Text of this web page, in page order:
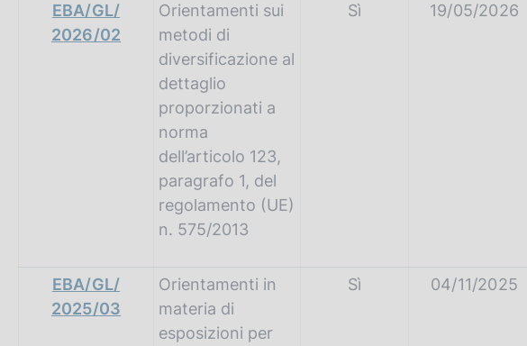
EBA/GL/
2026/02
Orientamenti sui
metodi di
diversificazione al
dettaglio
proporzionati a
norma
dell’articolo 123,
paragrafo 1, del
regolamento (UE)
n. 575/2013
Sì 19/05/2026
EBA/GL/
2025/03
Orientamenti in
materia di
esposizioni per
Sì 04/11/2025